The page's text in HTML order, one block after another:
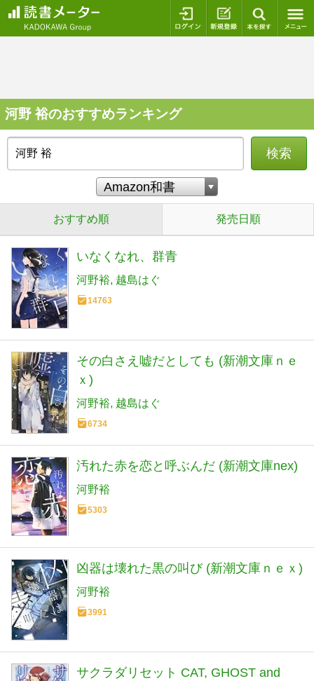
ログイン 新規登録
河野 裕のおすすめランキング
検索
おすすめ順 発売日順
いなくなれ、群青
河野裕 越島はぐ
14763
その白さえ嘘だとしても (新潮文庫ｎｅ
ｘ)
河野裕 越島はぐ
6734
汚れた赤を恋と呼ぶんだ (新潮文庫nex)
河野裕
5303
凶器は壊れた黒の叫び (新潮文庫ｎｅｘ)
河野裕
3991
サクラダリセット CAT, GHOST and